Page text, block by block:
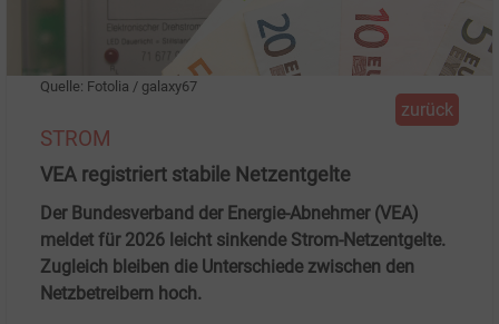
Quelle: Fotolia / galaxy67
zurück
STROM
VEA registriert stabile Netzentgelte
Der Bundesverband der Energie-Abnehmer (VEA)
meldet für 2026 leicht sinkende Strom-Netzentgelte.
Zugleich bleiben die Unterschiede zwischen den
Netzbetreibern hoch.